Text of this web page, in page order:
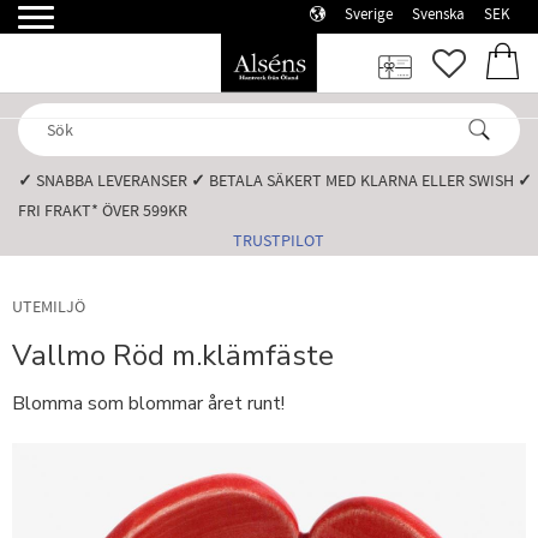
Sverige Svenska SEK
✓ SNABBA LEVERANSER️ ✓ BETALA SÄKERT MED KLARNA ELLER SWISH️ ✓
FRI FRAKT* ÖVER 599KR️
TRUSTPILOT
UTEMILJÖ
Vallmo Röd m.klämfäste
Blomma som blommar året runt!